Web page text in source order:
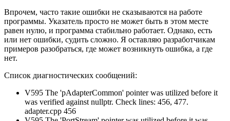
Впрочем, часто такие ошибки не сказываются на работе
программы. Указатель просто не может быть в этом месте
равен нулю, и программа стабильно работает. Однако, есть
или нет ошибки, судить сложно. Я оставляю разработчикам
примеров разобраться, где может возникнуть ошибка, а где
нет.
Список диагностических сообщений:
V595 The 'pAdapterCommon' pointer was utilized before it
was verified against nullptr. Check lines: 456, 477.
adapter.cpp 456